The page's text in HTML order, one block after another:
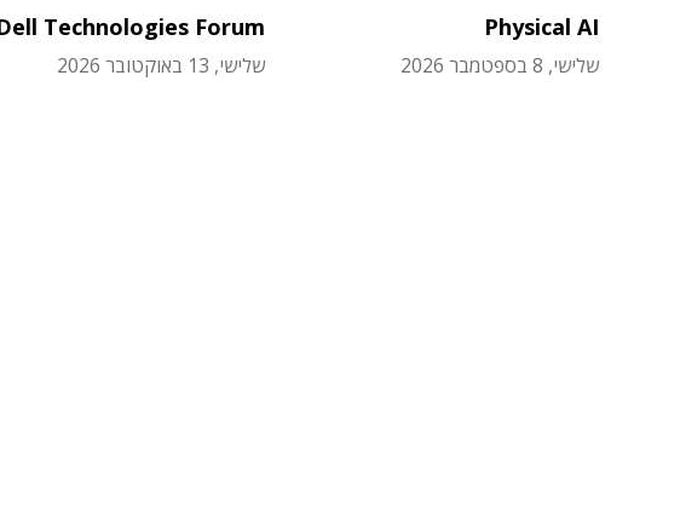
Physical AI
שלישי, 8 בספטמבר 2026
Technologies Forum
שלישי, 13 באוקטובר 2026